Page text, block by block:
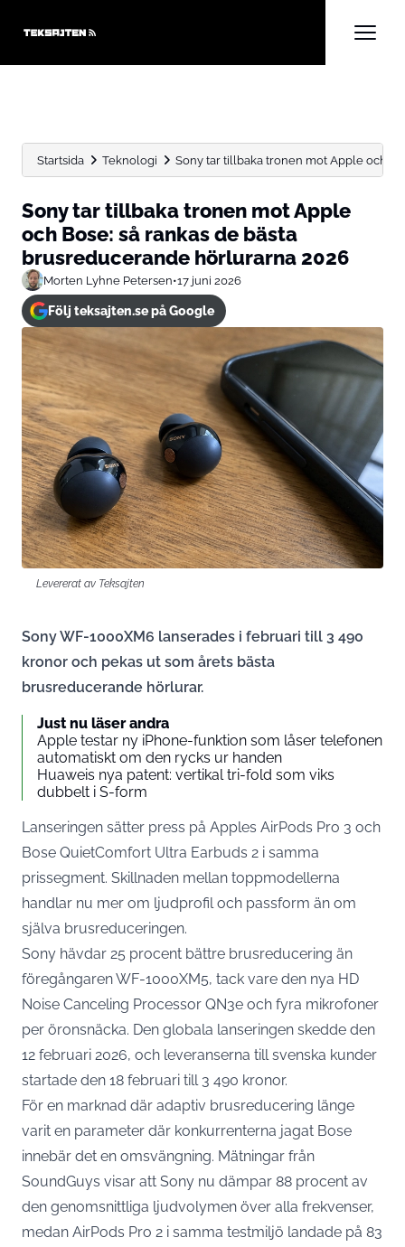
Startsida Teknologi Sony tar tillbaka tronen mot Apple och
Sony tar tillbaka tronen mot Apple
och Bose: så rankas de bästa
brusreducerande hörlurarna 2026
Morten Lyhne Petersen•17 juni 2026
Följ teksajten.se på Google
Levererat av Teksajten
Sony WF-1000XM6 lanserades i februari till 3 490
kronor och pekas ut som årets bästa
brusreducerande hörlurar.
Just nu läser andra
Apple testar ny iPhone-funktion som låser telefonen
automatiskt om den rycks ur handen
Huaweis nya patent: vertikal tri-fold som viks
dubbelt i S-form
Lanseringen sätter press på Apples AirPods Pro 3 och
Bose QuietComfort Ultra Earbuds 2 i samma
prissegment. Skillnaden mellan toppmodellerna
handlar nu mer om ljudprofil och passform än om
själva brusreduceringen.
Sony hävdar 25 procent bättre brusreducering än
föregångaren WF-1000XM5, tack vare den nya HD
Noise Canceling Processor QN3e och fyra mikrofoner
per öronsnäcka. Den globala lanseringen skedde den
12 februari 2026, och leveranserna till svenska kunder
startade den 18 februari till 3 490 kronor.
För en marknad där adaptiv brusreducering länge
varit en parameter där konkurrenterna jagat Bose
innebär det en omsvängning. Mätningar från
SoundGuys visar att Sony nu dämpar 88 procent av
den genomsnittliga ljudvolymen över alla frekvenser,
medan AirPods Pro 2 i samma testmiljö landade på 83